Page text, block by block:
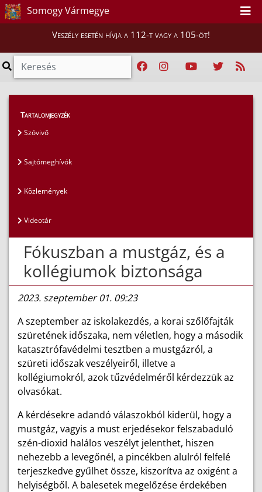
Somogy Vármegye
Veszély esetén hívja a 112-t vagy a 105-öt!
Magunkról
Tartalomjegyzék
Szóvivő
Sajtómeghívók
Közlemények
Videotár
Fókuszban a mustgáz, és a
kollégiumok biztonsága
2023. szeptember 01. 09:23
A szeptember az iskolakezdés, a korai szőlőfajták
szüretének időszaka, nem véletlen, hogy a második
katasztrófavédelmi tesztben a mustgázról, a
szüreti időszak veszélyeiről, illetve a
kollégiumokról, azok tűzvédelméről kérdezzük az
olvasókat.
A kérdésekre adandó válaszokból kiderül, hogy a
mustgáz, vagyis a must erjedésekor felszabaduló
szén-dioxid halálos veszélyt jelenthet, hiszen
nehezebb a levegőnél, a pincékben alulról felfelé
terjeszkedve gyűlhet össze, kiszorítva az oxigént a
helyiségből. A balesetek megelőzése érdekében